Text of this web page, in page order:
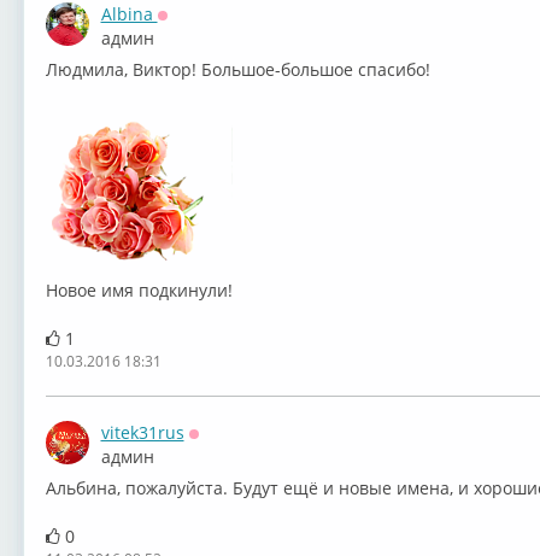
Albina
Оффлайн
админ
Людмила, Виктор! Большое-большое спасибо!
Новое имя подкинули!
1
10.03.2016 18:31
vitek31rus
админ
Альбина, пожалуйста. Будут ещё и новые имена, и
0